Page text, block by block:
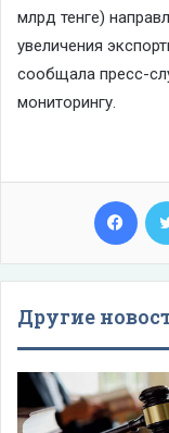
млрд тенге)
увеличения
сообщала пресс-
мониторингу.
Другие